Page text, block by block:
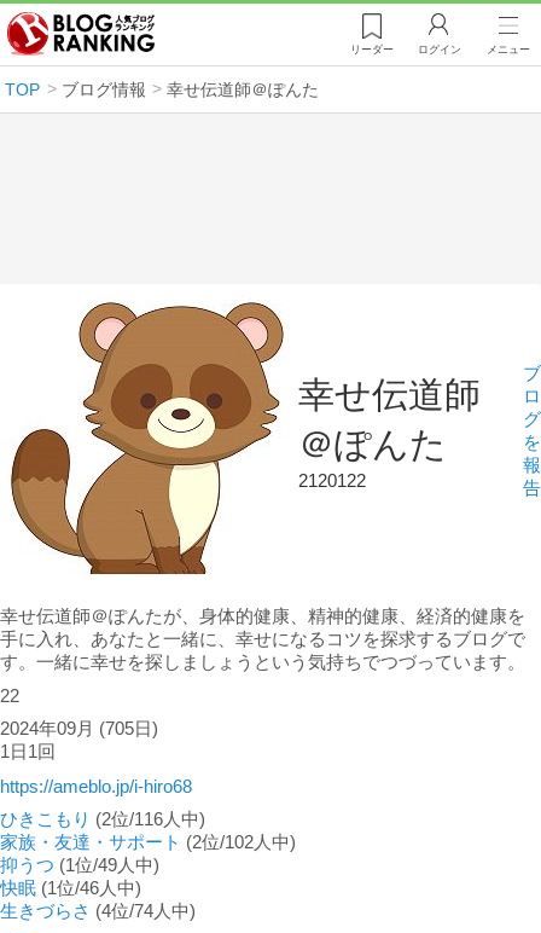
リーダー ログイン メニュー
TOP ブログ情報 幸せ伝道師＠ぽんた
幸せ伝道師
＠ぽんた
2120122
ブ
ロ
グ
を
報
告
幸せ伝道師＠ぽんたが、身体的健康、精神的健康、経済的健康を
手に入れ、あなたと一緒に、幸せになるコツを探求するブログで
す。一緒に幸せを探しましょうという気持ちでつづっています。
22
2024年09月 (705日)
1日1回
https://ameblo.jp/i-hiro68
ひきこもり (2位/116人中)
家族・友達・サポート (2位/102人中)
抑うつ (1位/49人中)
快眠 (1位/46人中)
生きづらさ (4位/74人中)